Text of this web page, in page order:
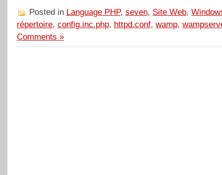
Posted in Language PHP, seven, Site Web,
répertoire, config.inc.php, httpd.conf, wamp,
Comments »